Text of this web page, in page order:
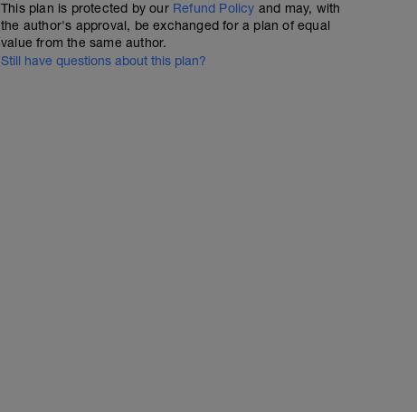
This plan is protected by our Refund Policy and may, with
the author's approval, be exchanged for a plan of equal
value from the same author.
Still have questions about this plan?